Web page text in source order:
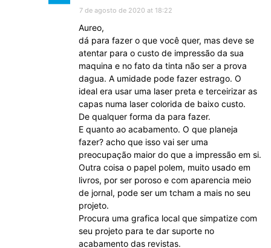
7 de agosto de 2020 at 18:22
Aureo,
dá para fazer o que você quer, mas deve se
atentar para o custo de impressão da sua
maquina e no fato da tinta não ser a prova
dagua. A umidade pode fazer estrago. O
ideal era usar uma laser preta e terceirizar as
capas numa laser colorida de baixo custo.
De qualquer forma da para fazer.
E quanto ao acabamento. O que planeja
fazer? acho que isso vai ser uma
preocupação maior do que a impressão em si.
Outra coisa o papel polem, muito usado em
livros, por ser poroso e com aparencia meio
de jornal, pode ser um tcham a mais no seu
projeto.
Procura uma grafica local que simpatize com
seu projeto para te dar suporte no
acabamento das revistas.